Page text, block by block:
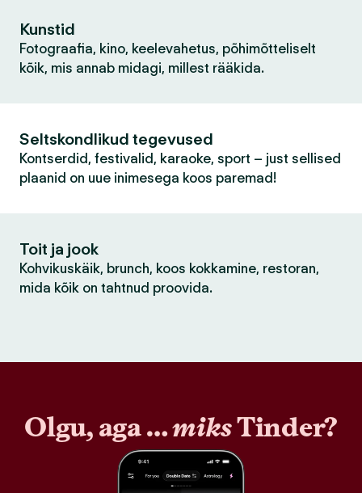
Kunstid
Fotograafia, kino, keelevahetus, põhimõtteliselt
kõik, mis annab midagi, millest rääkida.
Seltskondlikud tegevused
Kontserdid, festivalid, karaoke, sport – just sellised
plaanid on uue inimesega koos paremad!
Toit ja jook
Kohvikuskäik, brunch, koos kokkamine, restoran,
mida kõik on tahtnud proovida.
Olgu, aga …miksTinder?